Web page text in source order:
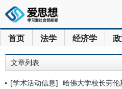
首页 法学 经济学
文章列表
[学术活动信息] 哈佛大学校长劳伦